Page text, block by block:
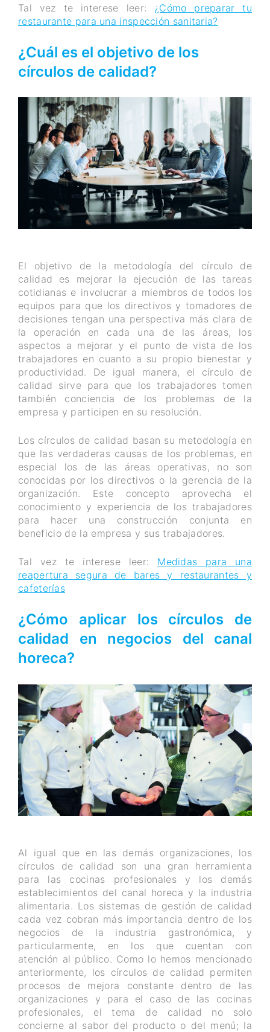
Tal vez te interese leer: ¿Cómo preparar tu
restaurante para una inspección sanitaria?
¿Cuál es el objetivo de los
círculos de calidad?
El objetivo de la metodología del círculo de
calidad es mejorar la ejecución de las tareas
cotidianas e involucrar a miembros de todos los
equipos para que los directivos y tomadores de
decisiones tengan una perspectiva más clara de
la operación en cada una de las áreas, los
aspectos a mejorar y el punto de vista de los
trabajadores en cuanto a su propio bienestar y
productividad. De igual manera, el círculo de
calidad sirve para que los trabajadores tomen
también conciencia de los problemas de la
empresa y participen en su resolución.
Los círculos de calidad basan su metodología en
que las verdaderas causas de los problemas, en
especial los de las áreas operativas, no son
conocidas por los directivos o la gerencia de la
organización. Este concepto aprovecha el
conocimiento y experiencia de los trabajadores
para hacer una construcción conjunta en
beneficio de la empresa y sus trabajadores.
Tal vez te interese leer: Medidas para una
reapertura segura de bares y restaurantes y
cafeterías
¿Cómo aplicar los círculos de
calidad en negocios del canal
horeca?
Al igual que en las demás organizaciones, los
círculos de calidad son una gran herramienta
para las cocinas profesionales y los demás
establecimientos del canal horeca y la industria
alimentaria. Los sistemas de gestión de calidad
cada vez cobran más importancia dentro de los
negocios de la industria gastronómica, y
particularmente, en los que cuentan con
atención al público. Como lo hemos mencionado
anteriormente, los círculos de calidad permiten
procesos de mejora constante dentro de las
organizaciones y para el caso de las cocinas
profesionales, el tema de calidad no solo
concierne al sabor del producto o del menú; la